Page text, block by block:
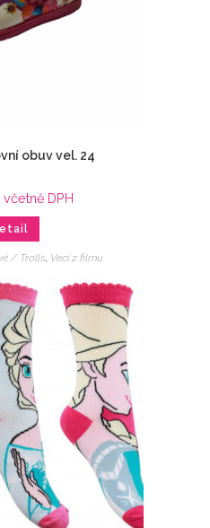
obuv vel. 24
včetně DPH
/ Trolls Veci z filmu